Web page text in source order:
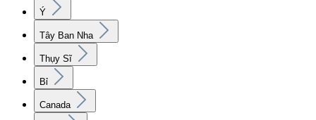
Ý
Tây Ban Nha
Thụy Sĩ
Bỉ
Canada